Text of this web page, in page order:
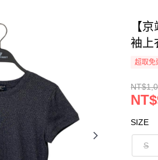
【
袖上
超取免
SIZE
S